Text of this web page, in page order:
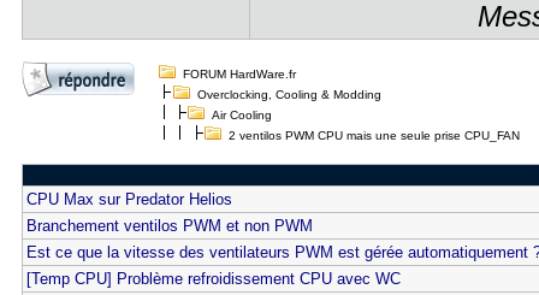
FORUM HardWare.fr
Overclocking, Cooling & Modding
Air Cooling
2 ventilos PWM CPU mais une seule prise CPU_FAN
CPU Max sur Predator Helios
Branchement ventilos PWM et non PWM
Est ce que la vitesse des ventilateurs PWM est gérée automatiquement
[Temp CPU] Problème refroidissement CPU avec WC